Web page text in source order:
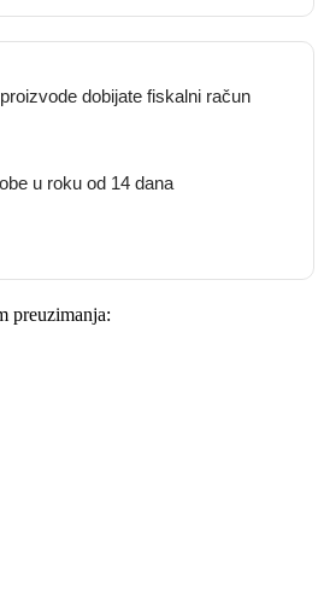
dobijate fiskalni račun
u roku od 14 dana
preuzimanja: